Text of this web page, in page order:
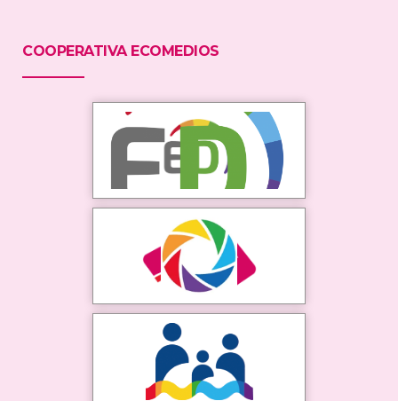
COOPERATIVA ECOMEDIOS